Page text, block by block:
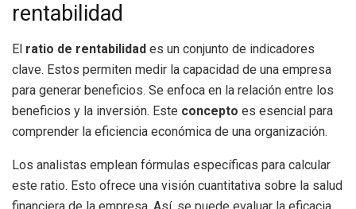
rentabilidad
El ratio de rentabilidad es un conjunto de indicadores
clave. Estos permiten medir la capacidad de una empresa
para generar beneficios. Se enfoca en la relación entre los
beneficios y la inversión. Este concepto es esencial para
comprender la eficiencia económica de una organización.
Los analistas emplean fórmulas específicas para calcular
este ratio. Esto ofrece una visión cuantitativa sobre la salud